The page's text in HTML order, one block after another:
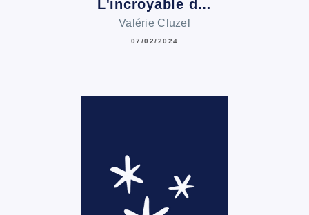
L'incroyable d…
Valérie Cluzel
07/02/2024